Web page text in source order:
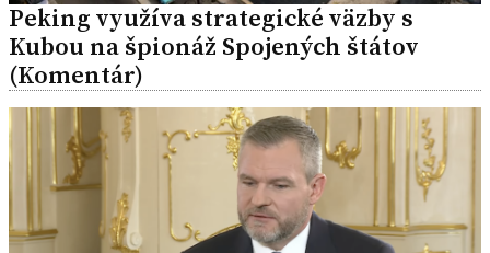
Peking využíva strategické väzby s
Kubou na špionáž Spojených štátov
(Komentár)